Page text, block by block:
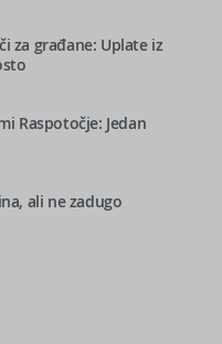
za građane: Uplate iz
Raspotočje: Jedan
ali ne zadugo